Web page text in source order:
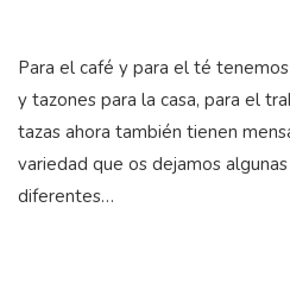
Para el café y para el té
y tazones para la casa, para el
tazas ahora también tienen
variedad que os dejamos
diferentes…